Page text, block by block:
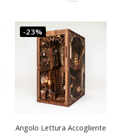
-23%
Angolo Lettura Accogliente